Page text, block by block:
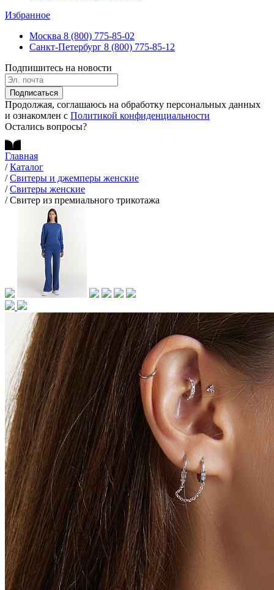
Избранное
Москва 8 (800) 775-85-02
Санкт-Петербург 8 (800) 775-85-12
Подпишитесь на новости
Подписаться
Продолжая, соглашаюсь на обработку персональных данных
и ознакомлен с Политикой конфиденциальности
Остались вопросы?
Главная
/ Каталог
/ Свитеры и джемперы женские
/ Свитеры женские
/ Свитер из премиального трикотажа